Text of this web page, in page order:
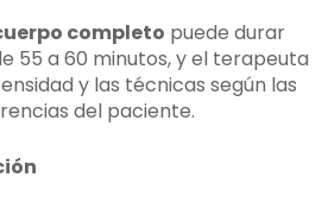
completo puede durar
55 a 60 minutos, y el terapeuta
y las técnicas según las
del paciente.